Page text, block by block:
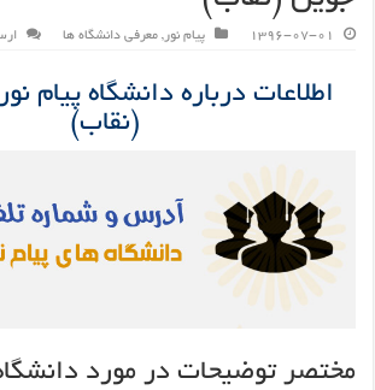
1396-07-01 پیام نور , معرفی دانشگاه ها
اطلاعات درباره دانشگاه پیام
(نقاب)
مختصر توضیحات در مورد دانشگاه